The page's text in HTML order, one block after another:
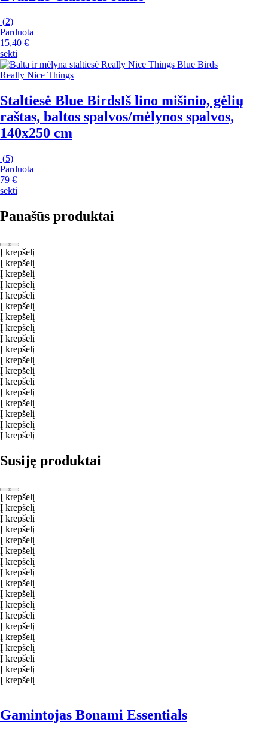
(2)
Parduota
15,40 €
sekti
Really Nice Things
Staltiesė Blue BirdsIš lino mišinio, gėlių
raštas, baltos spalvos/mėlynos spalvos,
140x250 cm
(5)
Parduota
79 €
sekti
Panašūs produktai
Į krepšelį
Į krepšelį
Į krepšelį
Į krepšelį
Į krepšelį
Į krepšelį
Į krepšelį
Į krepšelį
Į krepšelį
Į krepšelį
Į krepšelį
Į krepšelį
Į krepšelį
Į krepšelį
Į krepšelį
Į krepšelį
Į krepšelį
Į krepšelį
Susiję produktai
Į krepšelį
Į krepšelį
Į krepšelį
Į krepšelį
Į krepšelį
Į krepšelį
Į krepšelį
Į krepšelį
Į krepšelį
Į krepšelį
Į krepšelį
Į krepšelį
Į krepšelį
Į krepšelį
Į krepšelį
Į krepšelį
Į krepšelį
Į krepšelį
Gamintojas Bonami Essentials